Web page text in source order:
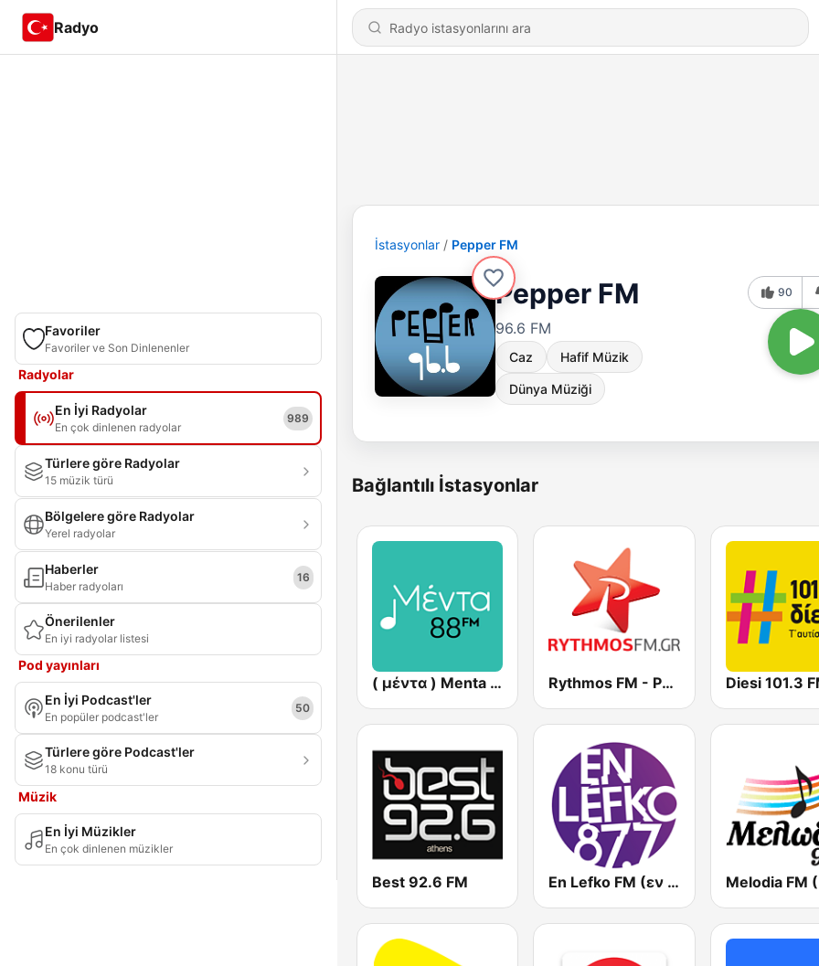
Radyo
Favoriler
Favoriler ve Son Dinlenenler
Radyolar
En İyi Radyolar
En çok dinlenen radyolar
989
Türlere göre Radyolar
15 müzik türü
Bölgelere göre Radyolar
Yerel radyolar
Haberler
Haber radyoları
16
Önerilenler
En iyi radyolar listesi
Pod yayınları
En İyi Podcast'ler
En popüler podcast'ler
50
Türlere göre Podcast'ler
18 konu türü
Müzik
En İyi Müzikler
En çok dinlenen müzikler
İstasyonlar Pepper FM
Pepper FM
96.6 FM
Caz Hafif Müzik
Dünya Müziği
90
Bağlantılı İstasyonlar
( μέντα ) Menta 88 FM Rythmos FM - Ρυθμος 94.9 Diesi 101.3
Best 92.6 FM En Lefko FM (εν λευκω)